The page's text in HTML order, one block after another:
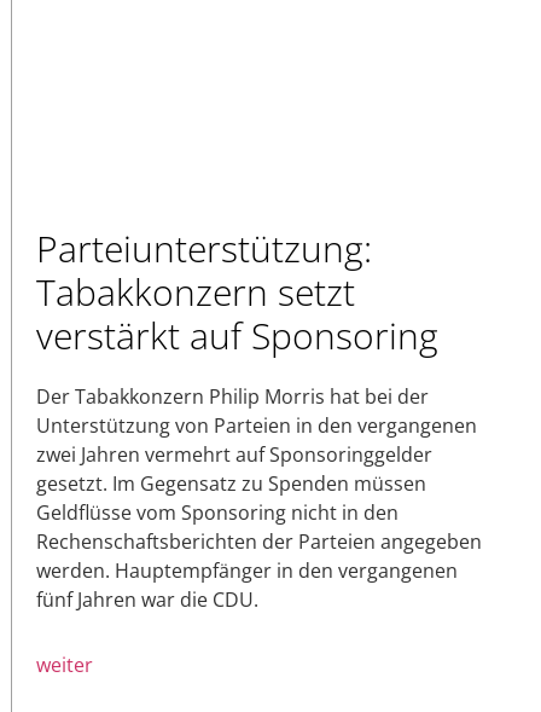
Parteiunterstützung:
Tabakkonzern setzt
verstärkt auf Sponsoring
Der Tabakkonzern Philip Morris hat bei der
Unterstützung von Parteien in den vergangenen
zwei Jahren vermehrt auf Sponsoringgelder
gesetzt. Im Gegensatz zu Spenden müssen
Geldflüsse vom Sponsoring nicht in den
Rechenschaftsberichten der Parteien angegeben
werden. Hauptempfänger in den vergangenen
fünf Jahren war die CDU.
weiter